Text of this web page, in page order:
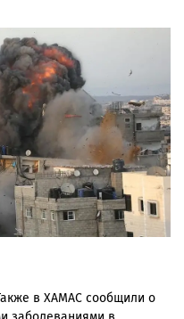
в ХАМАС сообщили о